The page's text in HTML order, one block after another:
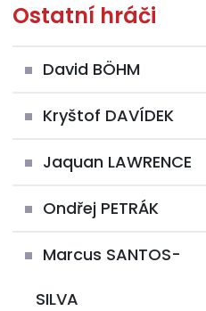
Ostatní hráči
David BÖHM
Kryštof DAVÍDEK
Jaquan LAWRENCE
Ondřej PETRÁK
Marcus SANTOS-
SILVA